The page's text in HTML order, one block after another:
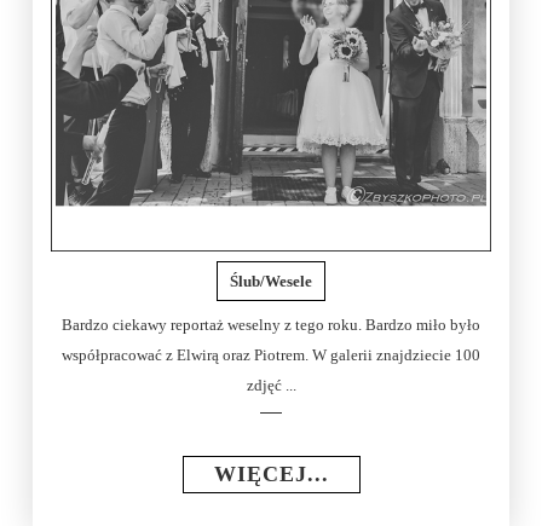
Ślub/Wesele
Bardzo ciekawy reportaż weselny z tego roku. Bardzo miło było
współpracować z Elwirą oraz Piotrem. W galerii znajdziecie 100
zdjęć ...
WIĘCEJ...